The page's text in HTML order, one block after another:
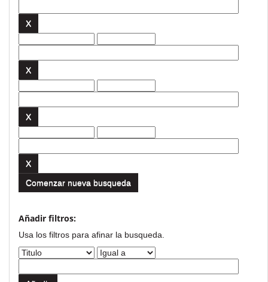
Comenzar nueva busqueda
Añadir filtros:
Usa los filtros para afinar la busqueda.